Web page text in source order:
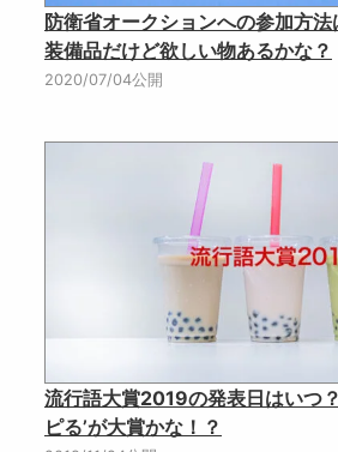
防衛省オークションへの参加方
装備品だけど欲しい物あるかな？
2020/07/04公開
流行語大賞2019の発表日はいつ？
ピる’が大賞かな！？